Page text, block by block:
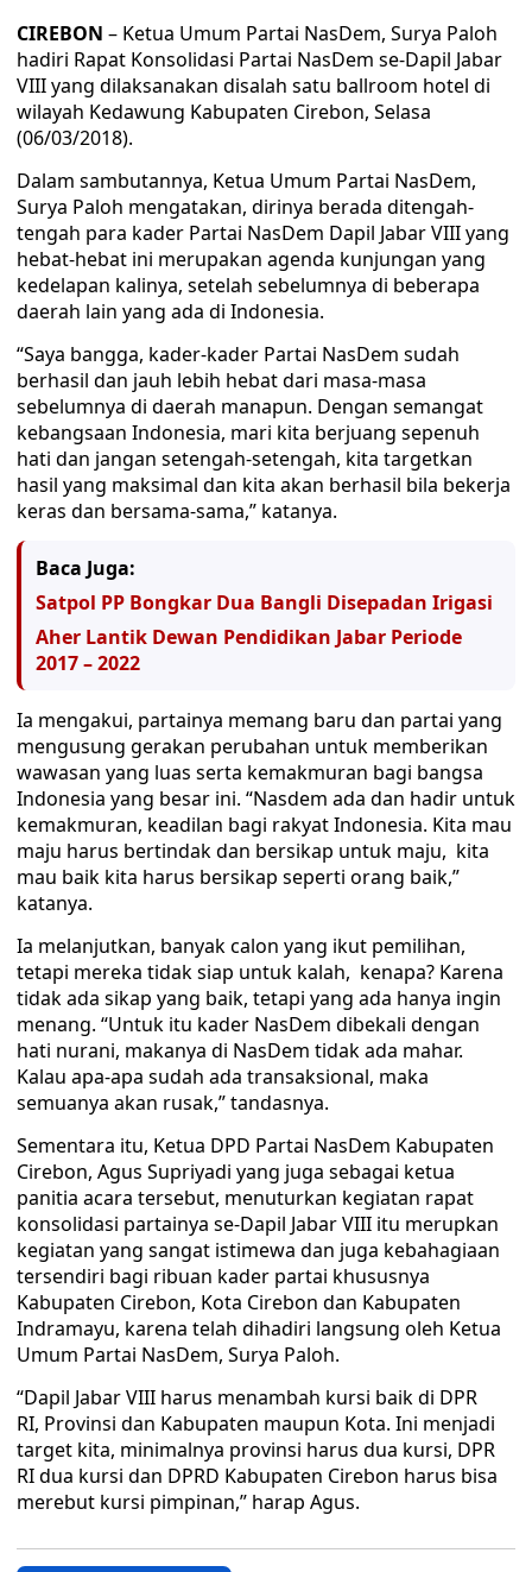
CIREBON – Ketua Umum Partai NasDem, Surya Paloh
hadiri Rapat Konsolidasi Partai NasDem se-Dapil Jabar
VIII yang dilaksanakan disalah satu ballroom hotel di
wilayah Kedawung Kabupaten Cirebon, Selasa
(06/03/2018).
Dalam sambutannya, Ketua Umum Partai NasDem,
Surya Paloh mengatakan, dirinya berada ditengah-
tengah para kader Partai NasDem Dapil Jabar VIII yang
hebat-hebat ini merupakan agenda kunjungan yang
kedelapan kalinya, setelah sebelumnya di beberapa
daerah lain yang ada di Indonesia.
“Saya bangga, kader-kader Partai NasDem sudah
berhasil dan jauh lebih hebat dari masa-masa
sebelumnya di daerah manapun. Dengan semangat
kebangsaan Indonesia, mari kita berjuang sepenuh
hati dan jangan setengah-setengah, kita targetkan
hasil yang maksimal dan kita akan berhasil bila bekerja
keras dan bersama-sama,” katanya.
Baca Juga:
Satpol PP Bongkar Dua Bangli Disepadan Irigasi
Aher Lantik Dewan Pendidikan Jabar Periode
2017 – 2022
Ia mengakui, partainya memang baru dan partai yang
mengusung gerakan perubahan untuk memberikan
wawasan yang luas serta kemakmuran bagi bangsa
Indonesia yang besar ini. “Nasdem ada dan hadir untuk
kemakmuran, keadilan bagi rakyat Indonesia. Kita mau
maju harus bertindak dan bersikap untuk maju, kita
mau baik kita harus bersikap seperti orang baik,”
katanya.
Ia melanjutkan, banyak calon yang ikut pemilihan,
tetapi mereka tidak siap untuk kalah, kenapa? Karena
tidak ada sikap yang baik, tetapi yang ada hanya ingin
menang. “Untuk itu kader NasDem dibekali dengan
hati nurani, makanya di NasDem tidak ada mahar.
Kalau apa-apa sudah ada transaksional, maka
semuanya akan rusak,” tandasnya.
Sementara itu, Ketua DPD Partai NasDem Kabupaten
Cirebon, Agus Supriyadi yang juga sebagai ketua
panitia acara tersebut, menuturkan kegiatan rapat
konsolidasi partainya se-Dapil Jabar VIII itu merupkan
kegiatan yang sangat istimewa dan juga kebahagiaan
tersendiri bagi ribuan kader partai khususnya
Kabupaten Cirebon, Kota Cirebon dan Kabupaten
Indramayu, karena telah dihadiri langsung oleh Ketua
Umum Partai NasDem, Surya Paloh.
“Dapil Jabar VIII harus menambah kursi baik di DPR
RI, Provinsi dan Kabupaten maupun Kota. Ini menjadi
target kita, minimalnya provinsi harus dua kursi, DPR
RI dua kursi dan DPRD Kabupaten Cirebon harus bisa
merebut kursi pimpinan,” harap Agus.